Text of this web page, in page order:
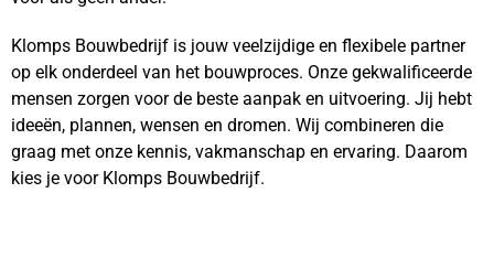
Klomps Bouwbedrijf is jouw veelzijdige en flexibele partner
op elk onderdeel van het bouwproces. Onze gekwalificeerde
mensen zorgen voor de beste aanpak en uitvoering. Jij hebt
ideeën, plannen, wensen en dromen. Wij combineren die
graag met onze kennis, vakmanschap en ervaring. Daarom
kies je voor Klomps Bouwbedrijf.